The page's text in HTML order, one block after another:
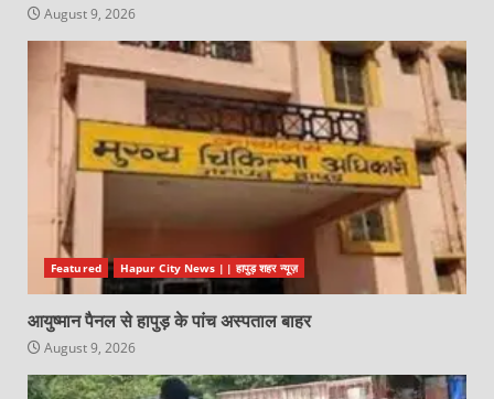
August 9, 2026
Featured Hapur City News || हापुड़ शहर न्यूज़
आयुष्मान पैनल से हापुड़ के पांच अस्पताल बाहर
August 9, 2026